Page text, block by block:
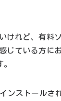
けれど、有料
じている方に
ンストールさ